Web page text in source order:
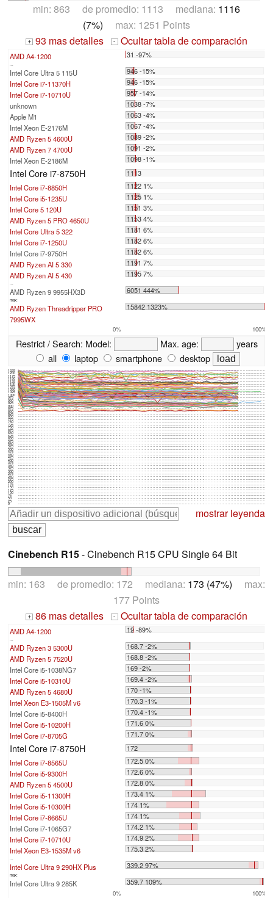
min: 863 de promedio: 1113 mediana: 1116
(7%) max: 1251 Points
+ 93 mas detalles - Ocultar tabla de comparación
AMD A4-1200 31 -97%
...
Intel Core Ultra 5 115U
946 -15%
Intel Core i7-11370H
946 -15%
Intel Core i7-10710U
957 -14%
unknown
1038 -7%
Apple M1
1063 -4%
Intel Xeon E-2176M
1067 -4%
AMD Ryzen 5 4600U
1089 -2%
AMD Ryzen 7 4700U
1091 -2%
Intel Xeon E-2186M
1098 -1%
Intel Core i7-8750H
1113
Intel Core i7-8850H
1122 1%
Intel Core i5-1235U
1125 1%
Intel Core 5 120U
1151 3%
AMD Ryzen 5 PRO 4650U
1153 4%
Intel Core Ultra 5 322
1181 6%
Intel Core i7-1250U
1182 6%
Intel Core i7-9750H
1182 6%
AMD Ryzen AI 5 330
1191 7%
AMD Ryzen AI 5 430
1195 7%
...
AMD Ryzen 9 9955HX3D 6051 444%
max:
AMD Ryzen Threadripper PRO
7995WX
15842 1323%
0% 100%
Restrict / Search: Model: Max. age:
years
all
laptop smartphone desktop
0
25
50
75
100
125
150
175
200
225
250
275
300
325
350
375
400
425
450
475
500
525
550
575
600
625
650
675
700
725
750
775
800
825
850
875
900
925
950
975
1000
1025
1050
1075
1100
1125
1150
1175
1200
1225
mostrar leyenda
Cinebench R15- Cinebench R15 CPU Single 64 Bit
min: 163 de promedio: 172 mediana: 173 (47%) max:
177 Points
+ 86 mas detalles - Ocultar tabla de comparación
AMD A4-1200 19 -89%
...
AMD Ryzen 3 5300U
168.7 -2%
AMD Ryzen 5 7520U
168.8 -2%
Intel Core i5-1038NG7
169 -2%
Intel Core i5-10310U
169.4 -2%
AMD Ryzen 5 4680U
170 -1%
Intel Xeon E3-1505M v6
170.3 -1%
Intel Core i5-8400H
170.4 -1%
Intel Core i5-10200H
171.6 0%
Intel Core i7-8705G
171.7 0%
Intel Core i7-8750H
172
Intel Core i7-8565U
172.5 0%
Intel Core i5-9300H
172.6 0%
AMD Ryzen 5 4500U
172.8 0%
Intel Core i5-11300H
173.4 1%
Intel Core i5-10300H
174 1%
Intel Core i7-8665U
174 1%
Intel Core i7-1065G7
174.2 1%
Intel Core i7-10710U
174.9 2%
Intel Xeon E3-1535M v6
175.3 2%
...
Intel Core Ultra 9 290HX Plus 339.2 97%
max:
Intel Core Ultra 9 285K 359.7 109%
0% 100%